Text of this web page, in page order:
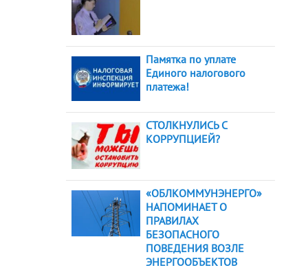
Памятка по уплате
Единого налогового
платежа!
СТОЛКНУЛИСЬ С
КОРРУПЦИЕЙ?
«ОБЛКОММУНЭНЕРГО»
НАПОМИНАЕТ О
ПРАВИЛАХ
БЕЗОПАСНОГО
ПОВЕДЕНИЯ ВОЗЛЕ
ЭНЕРГООБЪЕКТОВ